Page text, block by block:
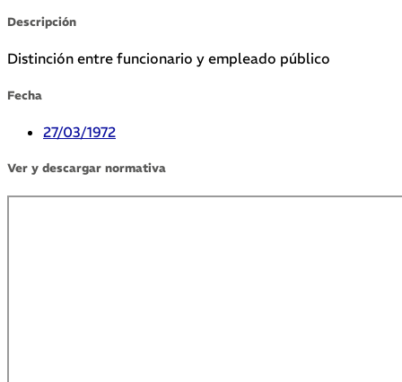
Descripción
Distinción entre funcionario y empleado público
Fecha
27/03/1972
Ver y descargar normativa